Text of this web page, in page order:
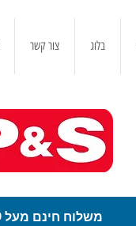
בלוג צור קשר
משלוח חינם מעל 299 ש"ח